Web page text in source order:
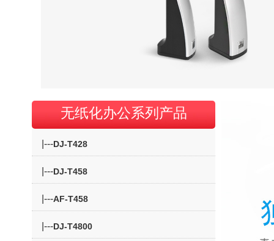
无纸化办公系列产品
|---DJ-T428
|---DJ-T458
|---AF-T458
|---DJ-T4800